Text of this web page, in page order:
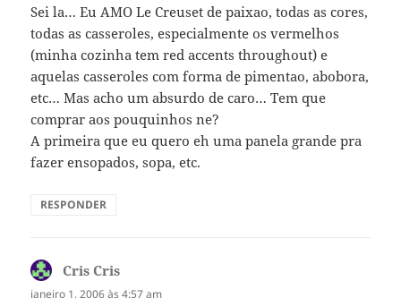
Sei la… Eu AMO Le Creuset de paixao, todas as cores,
todas as casseroles, especialmente os vermelhos
(minha cozinha tem red accents throughout) e
aquelas casseroles com forma de pimentao, abobora,
etc… Mas acho um absurdo de caro… Tem que
comprar aos pouquinhos ne?
A primeira que eu quero eh uma panela grande pra
fazer ensopados, sopa, etc.
RESPONDER
Cris Cris
janeiro 1, 2006 às 4:57 am